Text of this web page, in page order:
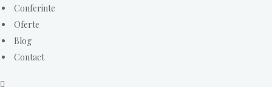
Conferinte
Oferte
Blog
Contact